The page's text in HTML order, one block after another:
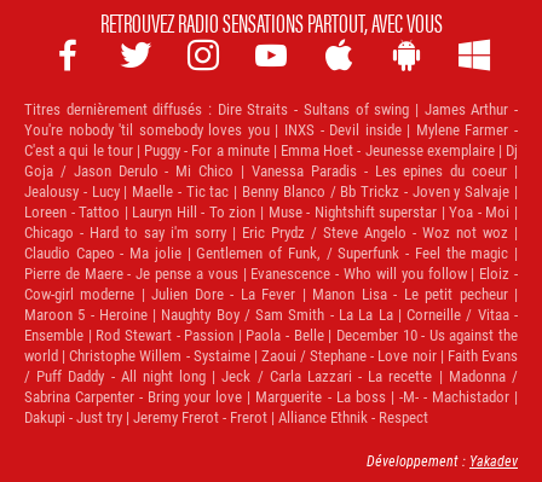
RETROUVEZ RADIO SENSATIONS PARTOUT, AVEC VOUS
      
Titres dernièrement diffusés : Dire Straits - Sultans of swing | James Arthur -
You're nobody 'til somebody loves you | INXS - Devil inside | Mylene Farmer -
C'est a qui le tour | Puggy - For a minute | Emma Hoet - Jeunesse exemplaire | Dj
Goja / Jason Derulo - Mi Chico | Vanessa Paradis - Les epines du coeur |
Jealousy - Lucy | Maelle - Tic tac | Benny Blanco / Bb Trickz - Joven y Salvaje |
Loreen - Tattoo | Lauryn Hill - To zion | Muse - Nightshift superstar | Yoa - Moi |
Chicago - Hard to say i'm sorry | Eric Prydz / Steve Angelo - Woz not woz |
Claudio Capeo - Ma jolie | Gentlemen of Funk, / Superfunk - Feel the magic |
Pierre de Maere - Je pense a vous | Evanescence - Who will you follow | Eloiz -
Cow-girl moderne | Julien Dore - La Fever | Manon Lisa - Le petit pecheur |
Maroon 5 - Heroine | Naughty Boy / Sam Smith - La La La | Corneille / Vitaa -
Ensemble | Rod Stewart - Passion | Paola - Belle | December 10 - Us against the
world | Christophe Willem - Systaime | Zaoui / Stephane - Love noir | Faith Evans
/ Puff Daddy - All night long | Jeck / Carla Lazzari - La recette | Madonna /
Sabrina Carpenter - Bring your love | Marguerite - La boss | -M- - Machistador |
Dakupi - Just try | Jeremy Frerot - Frerot | Alliance Ethnik - Respect
Développement : Yakadev